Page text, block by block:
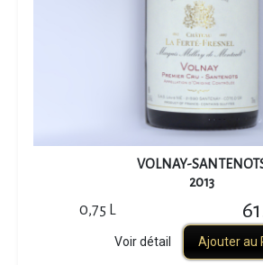
VOLNAY-
2013
0,75 L
Voir détail Ajouter au